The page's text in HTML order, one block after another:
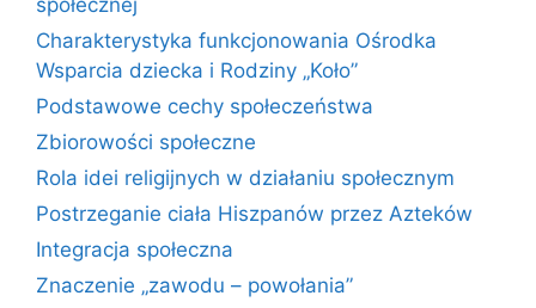
społecznej
Charakterystyka funkcjonowania Ośrodka
Wsparcia dziecka i Rodziny „Koło”
Podstawowe cechy społeczeństwa
Zbiorowości społeczne
Rola idei religijnych w działaniu społecznym
Postrzeganie ciała Hiszpanów przez Azteków
Integracja społeczna
Znaczenie „zawodu – powołania”